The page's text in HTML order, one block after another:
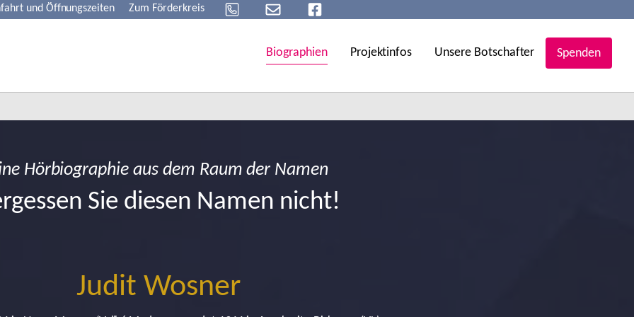
und Öffnungszeiten Zum Förderkreis
Biographien Projektinfos Unsere Botschafter Spenden
Hörbiographie aus dem Raum der Namen
Sie diesen Namen nicht!
Judit Wosner